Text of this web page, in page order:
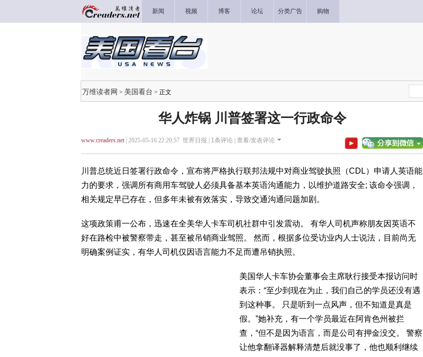
新闻 视频 博客 论坛 分类广告 购物
万维读者网 > 美国看台 > 正文
华人炸锅 川普签署这一行政命令
www.creaders.net| 2025-05-16 22:20:57 世界日报 | 1条评论 | 查看/发表评论
川普总统近日签署行政命令，宣布将严格执行联邦法规中对商业驾驶执照（CDL）申请人英语能
力的要求，强调所有商用车驾驶人必须具备基本英语沟通能力，以维护道路安全; 该命令强调，
相关规定早已存在，但多年未被有效落实，导致交通沟通问题加剧。
这项政策甫一公布，迅速在全美华人卡车司机社群中引发震动。 有华人司机声称朋友因英语不
好在路检中被警察带走，甚至被吊销商业驾照。 然而，根据多位受访业内人士说法，目前尚无
明确案例证实，有华人司机仅因语言能力不足而遭吊销执照。
美国华人卡车协会董事会主席耿行接受本报访问时
表示：“至少到现在为止，我们自己的学员还没有遇
到这种事。 只是听到一点风声，但不知道是真是
假。”她补充，有一个学员最近在阿肯色州被拦
查，“但不是因为语言，而是公司有押金没交。 警察
让他拿翻译器解释清楚后就没事了，他也顺利继续